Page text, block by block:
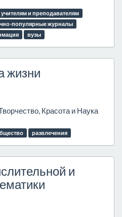
учителям и преподавателям
популярные журналы
вузы
жизни
Красота и Наука
развлечения
и